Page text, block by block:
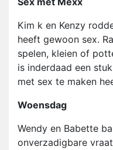
Kim k en Kenzy
heeft gewoon sex.
spelen, kleien of
is inderdaad een
met sex te maken
Woensdag
Wendy en Babette
onverzadigbare